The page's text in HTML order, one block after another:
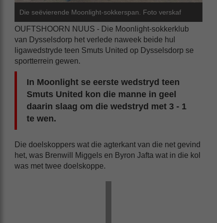
Die seëvierende Moonlight-sokkerspan. Foto verskaf
OUFTSHOORN NUUS - Die Moonlight-sokkerklub
van Dysselsdorp het verlede naweek beide hul
ligawedstryde teen Smuts United op Dysselsdorp se
sportterrein gewen.
In Moonlight se eerste wedstryd teen
Smuts United kon die manne in geel
daarin slaag om die wedstryd met 3 - 1
te wen.
Die doelskoppers wat die agterkant van die net gevind
het, was Brenwill Miggels en Byron Jafta wat in die kol
was met twee doelskoppe.